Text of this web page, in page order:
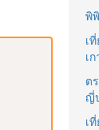
พิ
เ
เ
ต
ญี่
เ